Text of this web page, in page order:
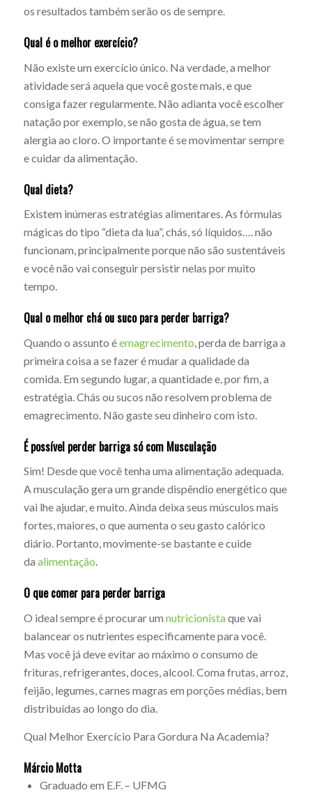
os resultados também serão os de sempre.
Qual é o melhor exercício?
Não existe um exercício único. Na verdade, a melhor
atividade será aquela que você goste mais, e que
consiga fazer regularmente. Não adianta você escolher
natação por exemplo, se não gosta de água, se tem
alergia ao cloro. O importante é se movimentar sempre
e cuidar da alimentação.
Qual dieta?
Existem inúmeras estratégias alimentares. As fórmulas
mágicas do tipo “dieta da lua”, chás, só líquidos…. não
funcionam, principalmente porque não são sustentáveis
e você não vai conseguir persistir nelas por muito
tempo.
Qual o melhor chá ou suco para perder barriga?
Quando o assunto éemagrecimento , perda de barriga a
primeira coisa a se fazer é mudar a qualidade da
comida. Em segundo lugar, a quantidade e, por fim, a
estratégia. Chás ou sucos não resolvem problema de
emagrecimento. Não gaste seu dinheiro com isto.
É possível perder barriga só com Musculação
Sim! Desde que você tenha uma alimentação adequada.
A musculação gera um grande dispêndio energético que
vai lhe ajudar, e muito. Ainda deixa seus músculos mais
fortes, maiores, o que aumenta o seu gasto calórico
diário. Portanto, movimente-se bastante e cuide
da alimentação.
O que comer para perder barriga
O ideal sempre é procurar um nutricionistaque vai
balancear os nutrientes especificamente para você.
Mas você já deve evitar ao máximo o consumo de
frituras, refrigerantes, doces, alcool. Coma frutas, arroz,
feijão, legumes, carnes magras em porções médias, bem
distribuídas ao longo do dia.
Qual Melhor Exercício Para Gordura Na Academia?
Márcio Motta
Graduado em E.F. – UFMG